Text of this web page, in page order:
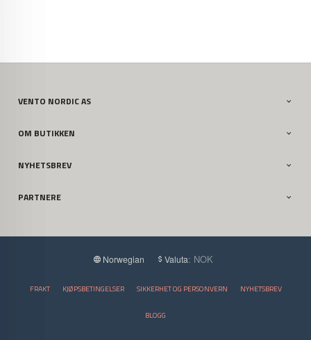
VENTO NORDIC AS
OM BUTIKKEN
NYHETSBREV
PARTNERE
Norwegian Valuta: NOK
FRAKT KJØPSBETINGELSER SIKKERHET OG PERSONVERN NYHETSBREV
BLOGG